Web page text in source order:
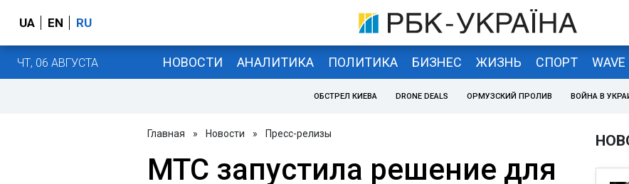
UA EN RU
ЧТ, 06 АВГУСТА НОВОСТИ АНАЛИТИКА ПОЛИТИКА БИЗНЕС ЖИЗНЬ СПОРТ WAVE
ОБСТРЕЛ КИЕВА DRONE DEALS ОРМУЗСКИЙ ПРОЛИВ ВОЙНА В
Главная » Новости » Пресс-релизы
МТС запустила решение для